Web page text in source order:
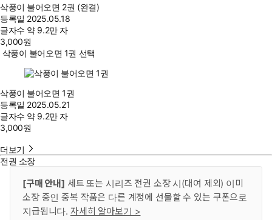
삭풍이 불어오면 2권 (완결)
등록일 2025.05.18
글자수 약 9.2만 자
3,000원
삭풍이 불어오면 1권 선택
삭풍이 불어오면 1권
등록일 2025.05.21
글자수 약 9.2만 자
3,000원
더보기
전권 소장
[구매 안내] 세트 또는 시리즈 전권 소장 시(대여 제외) 이미
소장 중인 중복 작품은 다른 계정에 선물할 수 있는 쿠폰으로
지급됩니다. 자세히 알아보기 >